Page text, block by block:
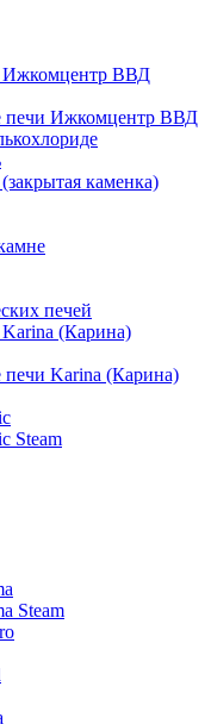
Ижкомцентр ВВД
печи Ижкомцентр ВВД
каменка)
печей
(Карина)
печи Karina (Карина)
Steam
Steam